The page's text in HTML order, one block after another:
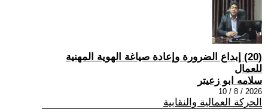
(20) إبداع الضرورة وإعادة صياغة الهوية المهنية
للعمال
سلامه ابو زعيتر
2026 / 8 / 10
الحركة العمالية والنقابية